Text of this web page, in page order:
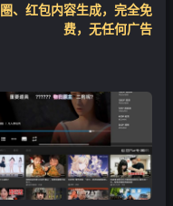
圈、红包内容生成，完全免
费，无任何广告